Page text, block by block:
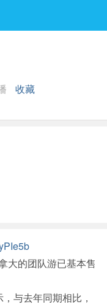
表
收藏
大的团队游已基本售
与去年同期相比，